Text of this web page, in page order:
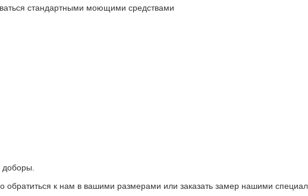
стандартными моющими средствами
обратиться к нам в вашими размерами или заказать замер нашими